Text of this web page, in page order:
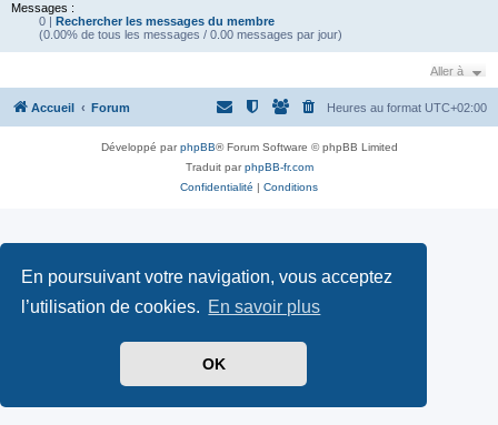
En poursuivant votre navigation, vous acceptez
l’utilisation de cookies. En savoir plus
OK
Messages :
0 | Rechercher les messages du membre
(0.00% de tous les messages / 0.00 messages par jour)
Aller à
Accueil Forum Heures au format UTC+02:00
Développé parphpBB® Forum Software © phpBB Limited
Traduit parphpBB-fr.com
Confidentialité | Conditions